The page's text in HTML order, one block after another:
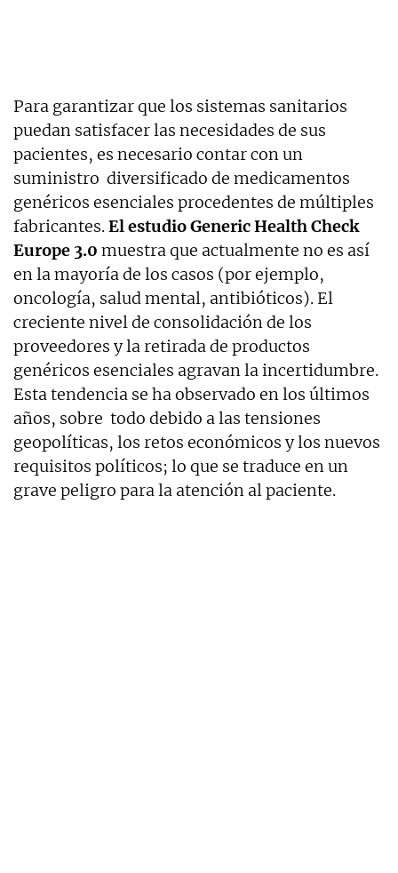
Para garantizar que los sistemas sanitarios
puedan satisfacer las necesidades de sus
pacientes, es necesario contar con un
suministro diversificado de medicamentos
genéricos esenciales procedentes de múltiples
fabricantes.El estudio Generic Health Check
Europe 3.0 muestra que actualmente no es así
en la mayoría de los casos (por ejemplo,
oncología, salud mental, antibióticos). El
creciente nivel de consolidación de los
proveedores y la retirada de productos
genéricos esenciales agravan la incertidumbre.
Esta tendencia se ha observado en los últimos
años, sobre todo debido a las tensiones
geopolíticas, los retos económicos y los nuevos
requisitos políticos; lo que se traduce en un
grave peligro para la atención al paciente.